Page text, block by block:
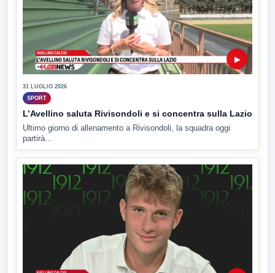
▶
31 LUGLIO 2026
SPORT
L’Avellino saluta Rivisondoli e si concentra sulla Lazio
Ultimo giorno di allenamento a Rivisondoli, la squadra oggi
partirà...